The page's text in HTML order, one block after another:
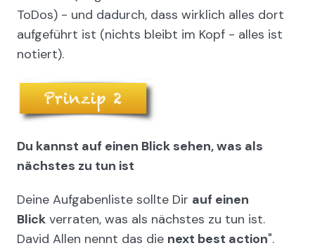
ToDos) - und dadurch, dass wirklich alles dort
aufgeführt ist (nichts bleibt im Kopf - alles ist
notiert).
Du kannst auf einen Blick sehen, was als
nächstes zu tun ist
Deine Aufgabenliste sollte Dir auf einen
Blick verraten, was als nächstes zu tun ist.
David Allen nennt das die next best action".